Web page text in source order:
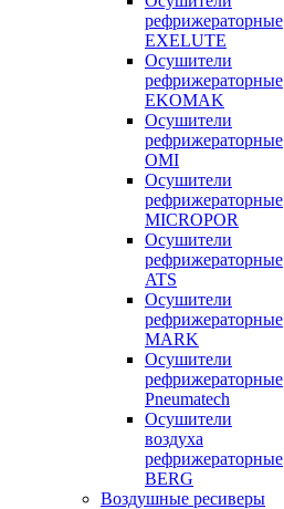
рефрижераторные
EXELUTE
Осушители
рефрижераторные
EKOMAK
Осушители
рефрижераторные
OMI
Осушители
рефрижераторные
MICROPOR
Осушители
рефрижераторные
ATS
Осушители
рефрижераторные
MARK
Осушители
рефрижераторные
Pneumatech
Осушители
воздуха
рефрижераторные
BERG
Воздушные ресиверы